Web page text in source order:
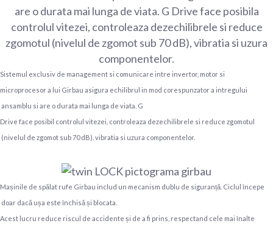
Sistemul exclusiv de management si comunicare intre invertor, motor si
microprocesor a lui Girbau asigura echilibrul in mod corespunzator a intregului
ansamblu si are o durata mai lunga de viata. G
Drive face posibil controlul vitezei, controleaza dezechilibrele si reduce zgomotul
(nivelul de zgomot sub 70 dB), vibratia si uzura componentelor.
Mașinile de spălat rufe Girbau includ un mecanism dublu de siguranță. Ciclul începe
doar dacă ușa este închisă și blocata.
Acest lucru reduce riscul de accidente și de a fi prins, respectand cele mai înalte